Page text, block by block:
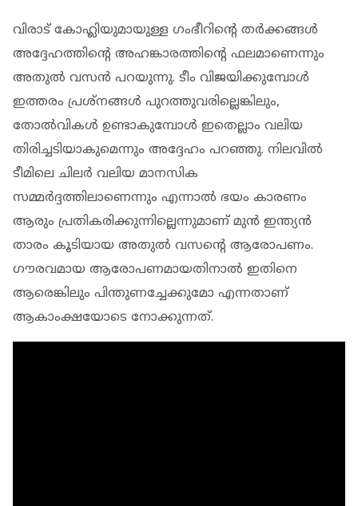
വിരാട് കോഹ്ലിയുമായുള്ള ഗംഭീറിന്റെ തര്‍ക്കങ്ങള്‍
അദ്ദേഹത്തിന്റെ അഹങ്കാരത്തിന്റെ ഫലമാണെന്നും
അതുല്‍ വസന്‍ പറയുന്നു. ടീം വിജയിക്കുമ്പോള്‍
ഇത്തരം പ്രശ്‌നങ്ങള്‍ പുറത്തുവരില്ലെങ്കിലും,
തോല്‍വികള്‍ ഉണ്ടാകുമ്പോള്‍ ഇതെല്ലാം വലിയ
തിരിച്ചടിയാകുമെന്നും അദ്ദേഹം പറഞ്ഞു. നിലവില്‍
ടീമിലെ ചിലര്‍ വലിയ മാനസിക
സമ്മര്‍ദ്ദത്തിലാണെന്നും എന്നാല്‍ ഭയം കാരണം
ആരും പ്രതികരിക്കുന്നില്ലെന്നുമാണ് മുന്‍ ഇന്ത്യന്‍
താരം കൂടിയായ അതുല്‍ വസന്റെ ആരോപണം.
ഗൗരവമായ ആരോപണമായതിനാല്‍ ഇതിനെ
ആരെങ്കിലും പിന്തുണച്ചേക്കുമോ എന്നതാണ്
ആകാംക്ഷയോടെ നോക്കുന്നത്.